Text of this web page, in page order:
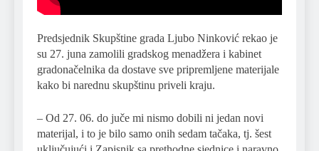
Predsjednik Skupštine grada Ljubo Ninković rekao je
su 27. juna zamolili gradskog menadžera i kabinet
gradonačelnika da dostave sve pripremljene materijale
kako bi narednu skupštinu priveli kraju.
– Od 27. 06. do juče mi nismo dobili ni jedan novi
materijal, i to je bilo samo onih sedam tačaka, tj. šest